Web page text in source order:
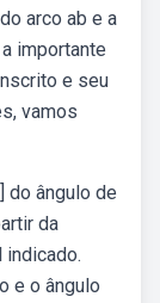
arco ab e a
importante
e seu
vamos
do ângulo de
da
e o ângulo